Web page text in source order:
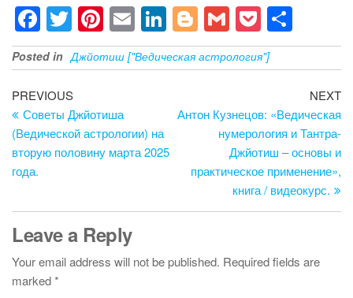
F
a
c
e
b
o
T
wi
tt
er
Pi
nt
er
st
E
m
ail
Li
n
k
dI
n
Bl
o
g
er
G
m
ail
P
o
ck
h
ar
Posted in Джйотиш ["Ведическая астрология"]
Post
navigation
Previous
Post
PREVIOUS
Советы Джйотиша
(Ведической астрологии) на
вторую половину марта 2025
года.
NEXT
Антон Кузнецов: «Ведическая
нумерология и Тантра-
Джйотиш – основы и
практическое применение»,
книга / видеокурс.
Leave a Reply
Your email address will not be published. Required fields are
marked*